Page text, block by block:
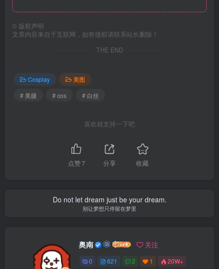
© 版权声明
文章内容来自于互联网，如有侵权请联系站长删除！
THE END
Cosplay
美图
# 美腿
# cos # 白丝
喜欢就支持一下吧
点赞7 分享 收藏
Do not let dream just be your dream.
别让梦想只停留在梦里
奥南 关注
0 621 2 1 20W+